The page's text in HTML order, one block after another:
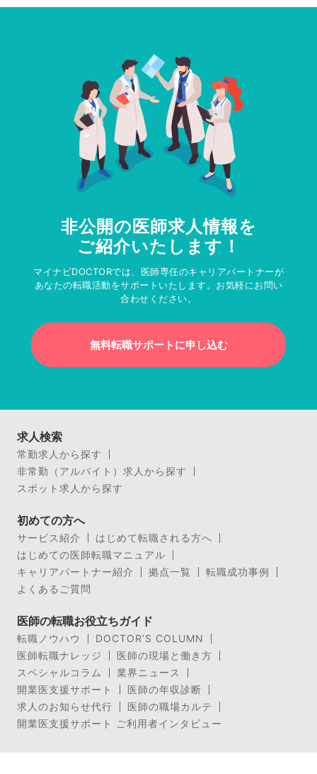
非公開の医師求人情報を
ご紹介いたします！
マイナビDOCTORでは、医師専任のキャリアパートナーが
あなたの転職活動をサポートいたします。お気軽にお問い
合わせください。
無料転職サポートに申し込む
求人検索
常勤求人から探す
非常勤（アルバイト）求人から探す
スポット求人から探す
初めての方へ
サービス紹介
はじめて転職される方へ
はじめての医師転職マニュアル
キャリアパートナー紹介
拠点一覧
転職成功事例
よくあるご質問
医師の転職お役立ちガイド
転職ノウハウ
DOCTOR’S COLUMN
医師転職ナレッジ
医師の現場と働き方
スペシャルコラム
業界ニュース
開業医支援サポート
医師の年収診断
求人のお知らせ代行
医師の職場カルテ
開業医支援サポート ご利用者インタビュー